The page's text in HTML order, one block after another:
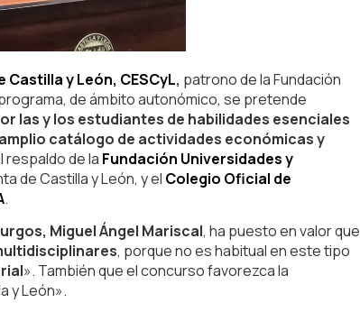
y León, CESCyL, patrono de la Fundación
de ámbito autonómico, se pretende
las y los estudiantes de habilidades esenciales
catálogo de actividades económicas y
respaldo de la Fundación Universidades y
de Castilla y León, y el Colegio Oficial de
.
Miguel Ángel Mariscal, ha puesto en valor que
, porque no es habitual en este tipo
». También que el concurso favorezca la
y León».